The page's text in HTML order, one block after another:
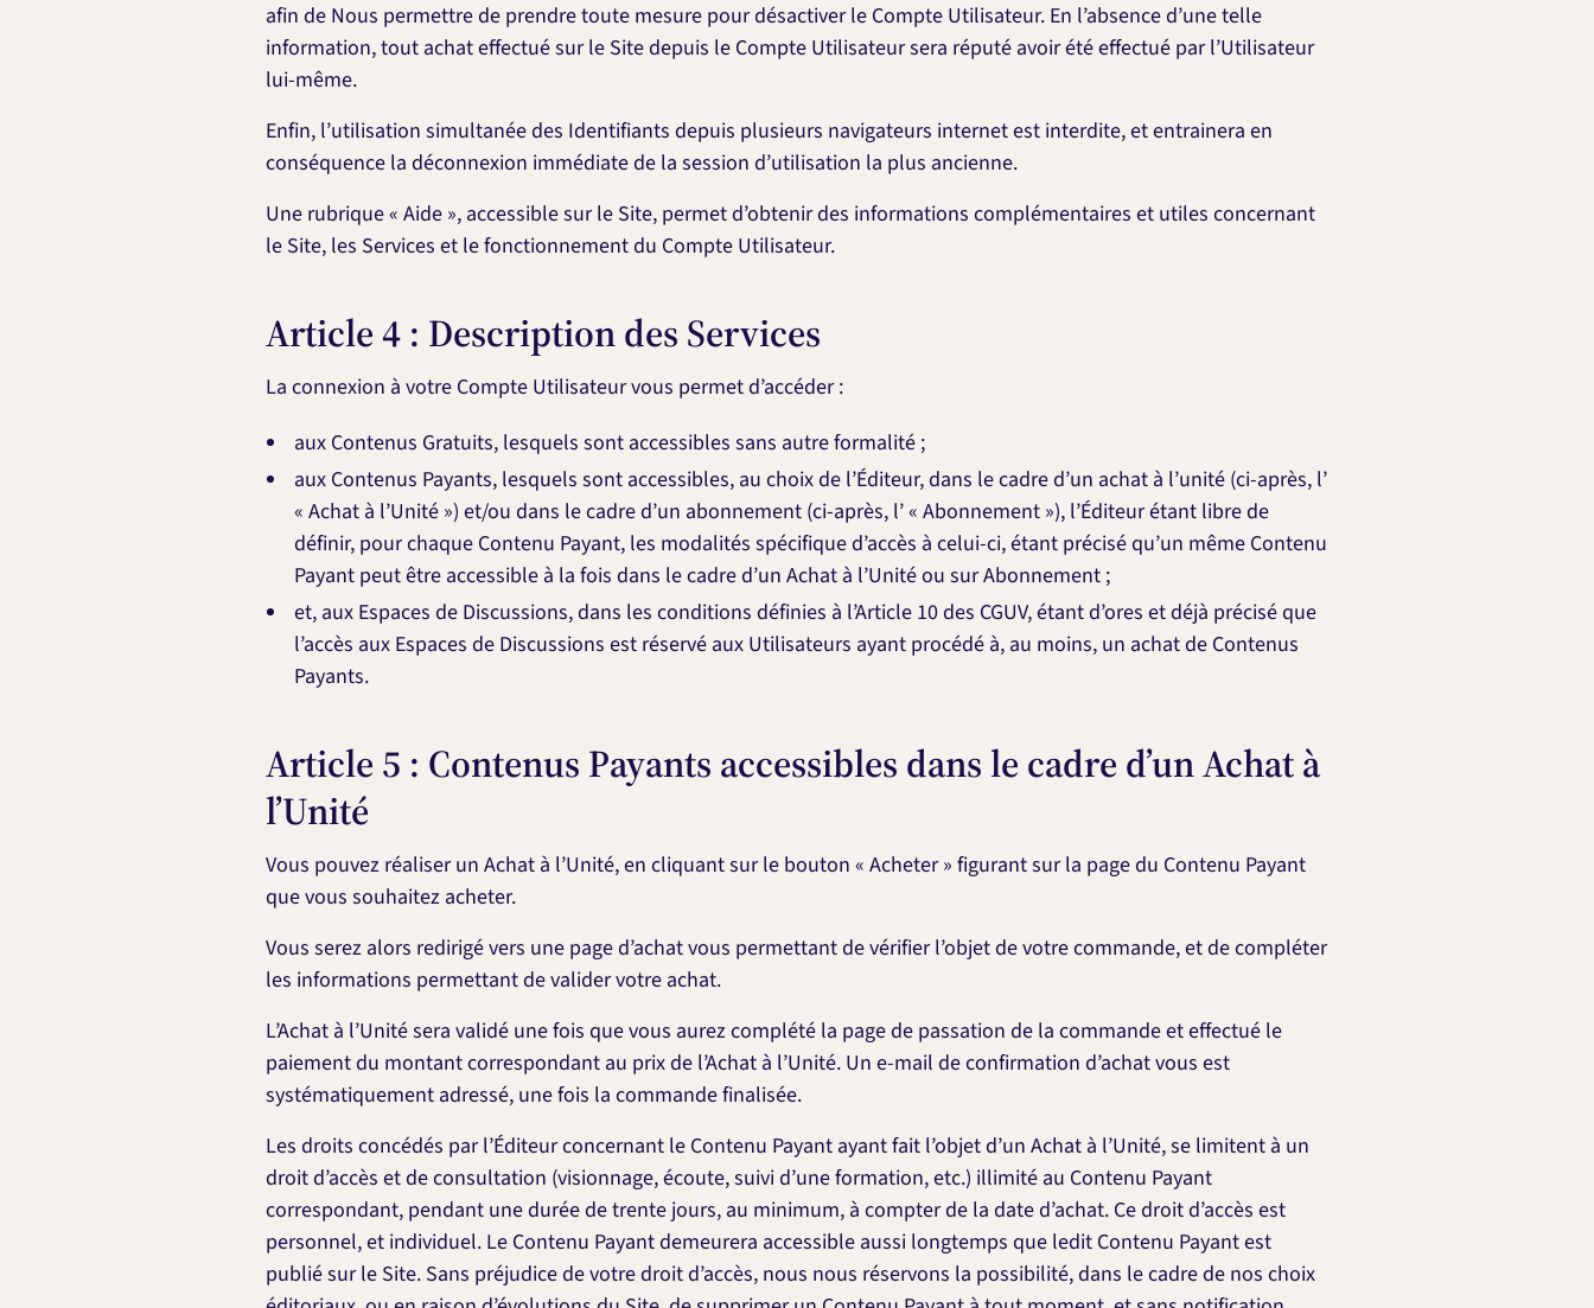
afin de Nous permettre de prendre toute mesure pour désactiver le Compte Utilisateur. En l’absence d’une telle
information, tout achat effectué sur le Site depuis le Compte Utilisateur sera réputé avoir été effectué par l’Utilisateur
lui-même.
Enfin, l’utilisation simultanée des Identifiants depuis plusieurs navigateurs internet est interdite, et entrainera en
conséquence la déconnexion immédiate de la session d’utilisation la plus ancienne.
Une rubrique « Aide », accessible sur le Site, permet d’obtenir des informations complémentaires et utiles concernant
le Site, les Services et le fonctionnement du Compte Utilisateur.
Article 4 : Description des Services
La connexion à votre Compte Utilisateur vous permet d’accéder :
aux Contenus Gratuits, lesquels sont accessibles sans autre formalité ;
aux Contenus Payants, lesquels sont accessibles, au choix de l’Éditeur, dans le cadre d’un achat à l’unité (ci-après, l’
« Achat à l’Unité ») et/ou dans le cadre d’un abonnement (ci-après, l’ « Abonnement »), l’Éditeur étant libre de
définir, pour chaque Contenu Payant, les modalités spécifique d’accès à celui-ci, étant précisé qu’un même Contenu
Payant peut être accessible à la fois dans le cadre d’un Achat à l’Unité ou sur Abonnement ;
et, aux Espaces de Discussions, dans les conditions définies à l’Article 10 des CGUV, étant d’ores et déjà précisé que
l’accès aux Espaces de Discussions est réservé aux Utilisateurs ayant procédé à, au moins, un achat de Contenus
Payants.
Article 5 : Contenus Payants accessibles dans le cadre d’un Achat à
l’Unité
Vous pouvez réaliser un Achat à l’Unité, en cliquant sur le bouton « Acheter » figurant sur la page du Contenu Payant
que vous souhaitez acheter.
Vous serez alors redirigé vers une page d’achat vous permettant de vérifier l’objet de votre commande, et de compléter
les informations permettant de valider votre achat.
L’Achat à l’Unité sera validé une fois que vous aurez complété la page de passation de la commande et effectué le
paiement du montant correspondant au prix de l’Achat à l’Unité. Un e-mail de confirmation d’achat vous est
systématiquement adressé, une fois la commande finalisée.
Les droits concédés par l’Éditeur concernant le Contenu Payant ayant fait l’objet d’un Achat à l’Unité, se limitent à un
droit d’accès et de consultation (visionnage, écoute, suivi d’une formation, etc.) illimité au Contenu Payant
correspondant, pendant une durée de trente jours, au minimum, à compter de la date d’achat. Ce droit d’accès est
personnel, et individuel. Le Contenu Payant demeurera accessible aussi longtemps que ledit Contenu Payant est
publié sur le Site. Sans préjudice de votre droit d’accès, nous nous réservons la possibilité, dans le cadre de nos choix